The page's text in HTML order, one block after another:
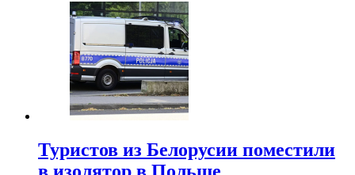
Туристов из Белорусии поместили